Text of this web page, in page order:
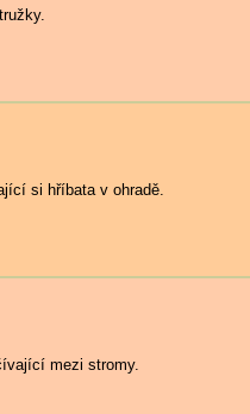
si hříbata v ohradě.
mezi stromy.